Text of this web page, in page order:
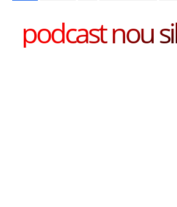
podcast nou